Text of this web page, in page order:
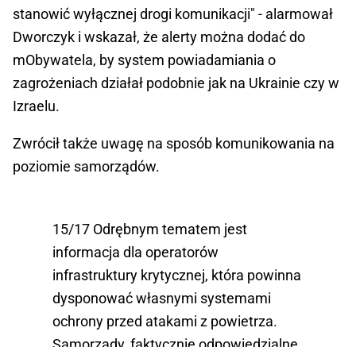
stanowić wyłącznej drogi komunikacji" - alarmował
Dworczyk i wskazał, że alerty można dodać do
mObywatela, by system powiadamiania o
zagrożeniach działał podobnie jak na Ukrainie czy w
Izraelu.
Zwrócił także uwagę na sposób komunikowania na
poziomie samorządów.
15/17 Odrębnym tematem jest
informacja dla operatorów
infrastruktury krytycznej, która powinna
dysponować własnymi systemami
ochrony przed atakami z powietrza.